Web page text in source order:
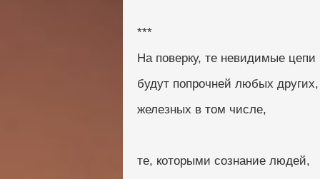
***
На поверку, те невидимые цепи
будут попрочней любых других,
железных в том числе,
те, которыми сознание людей,